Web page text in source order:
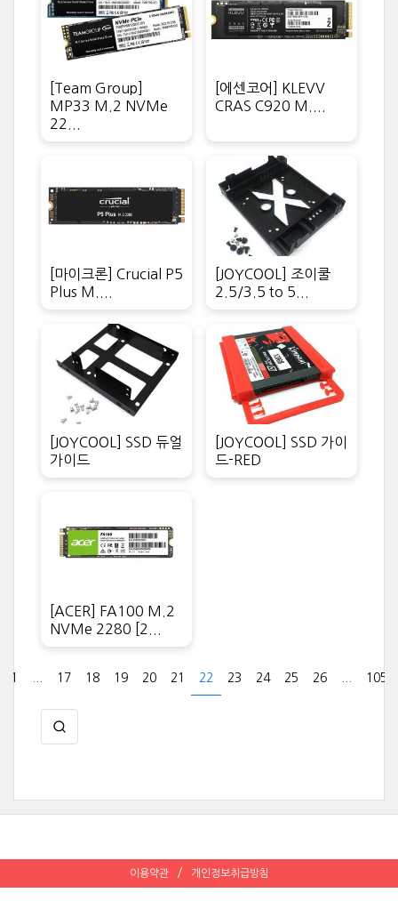
[Team Group]
MP33 M.2 NVMe
22...
[에센코어] KLEVV
CRAS C920 M....
[마이크론] Crucial P5
Plus M....
[JOYCOOL] 조이쿨
2.5/3.5 to 5...
[JOYCOOL] SSD 듀얼
가이드
[JOYCOOL] SSD 가이
드-RED
[ACER] FA100 M.2
NVMe 2280 [2...
1 17 18 19 20 21 22 23 24 25 26 105
이용약관 개인정보취급방침